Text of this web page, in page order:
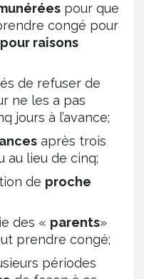
pour que
congé pour
raisons
de refuser de
ne les a pas
jours à l’avance;
après trois
au lieu de cinq;
de proche
des « parents»
prendre congé;
périodes